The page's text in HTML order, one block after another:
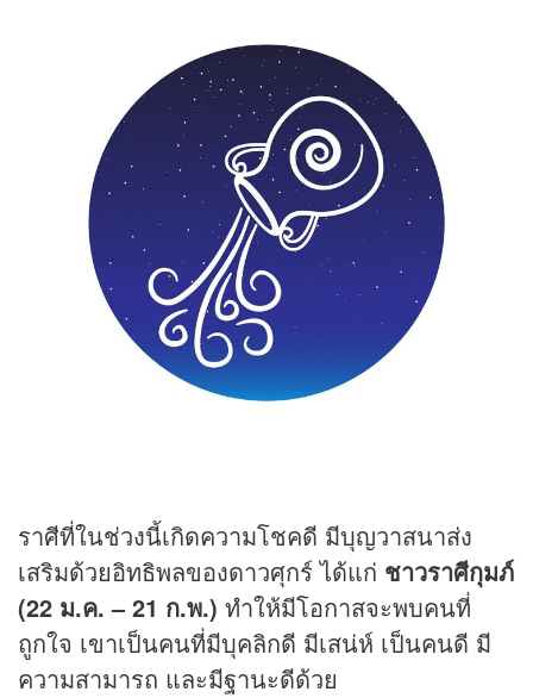
ราศีที่ในช่วงนี้เกิดความโชคดี มีบุญวาสนาส่ง
เสริมด้วยอิทธิพลของดาวศุกร์ ได้แก่ ชาวราศีกุมภ์
(22 ม.ค. – 21 ก.พ.) ทำให้มีโอกาสจะพบคนที่
ถูกใจ เขาเป็นคนที่มีบุคลิกดี มีเสน่ห์ เป็นคนดี มี
ความสามารถ และมีฐานะดีด้วย